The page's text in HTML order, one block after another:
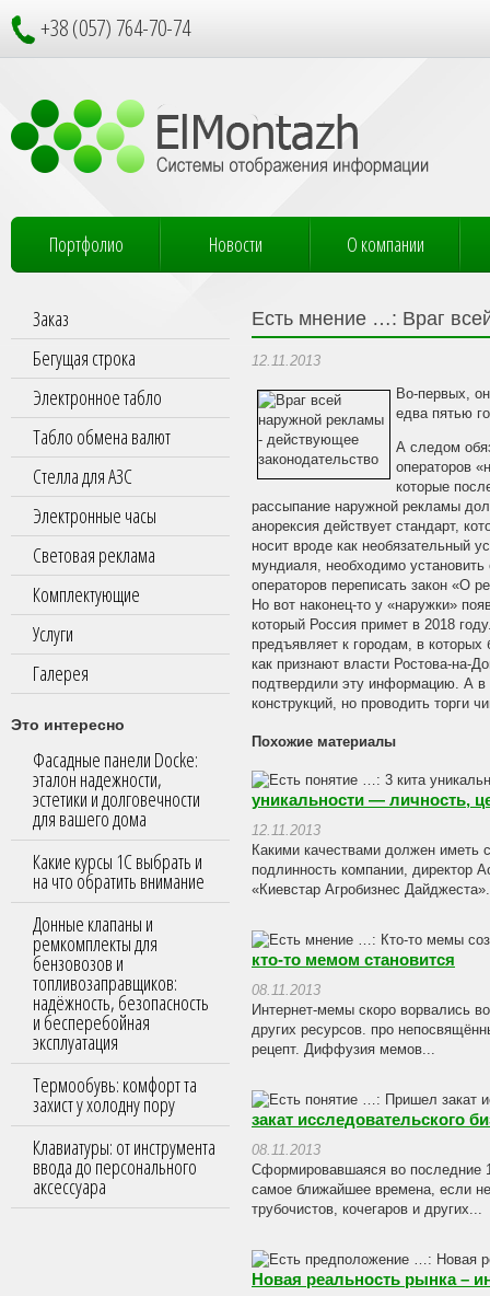
+38 (057) 764-70-74
Портфолио Новости О компании
Заказ
Бегущая строка
Электронное табло
Табло обмена валют
Стелла для АЗС
Электронные часы
Световая реклама
Комплектующие
Услуги
Галерея
Это интересно
Фасадные панели Docke:
эталон надежности,
эстетики и долговечности
для вашего дома
Какие курсы 1С выбрать и
на что обратить внимание
Донные клапаны и
ремкомплекты для
бензовозов и
топливозаправщиков:
надёжность, безопасность
и бесперебойная
эксплуатация
Термообувь: комфорт та
захист у холодну пору
Клавиатуры: от инструмента
ввода до персонального
аксессуара
Есть мнение …: Враг
12.11.2013
Во-первых,
едва пятью
А следом
операторов
которые
рассыпание наружной рекламы
анорексия действует стандарт,
носит вроде как необязательный
мундиаля, необходимо
операторов переписать закон «О
Но вот наконец-то у «наружки»
который Россия примет в 2018
предъявляет к городам, в
как признают власти Ростова-на-
подтвердили эту информацию. А в
конструкций, но проводить торги
Похожие материалы
уникальности — личность,
12.11.2013
Какими качествами должен иметь
подлинность компании, директор
«Киевстар Агробизнес
кто-то мемом становится
08.11.2013
Интернет-мемы скоро ворвались
других ресурсов. про
рецепт. Диффузия мемов...
закат исследовательского
08.11.2013
Сформировавшаяся во последние
самое ближайшее времена, если
трубочистов, кочегаров и других...
Новая реальность рынка –